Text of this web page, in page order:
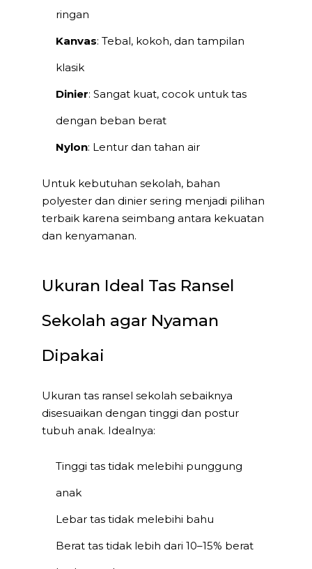
ringan
Kanvas: Tebal, kokoh, dan tampilan
klasik
Dinier: Sangat kuat, cocok untuk tas
dengan beban berat
Nylon: Lentur dan tahan air
Untuk kebutuhan sekolah, bahan
polyester dan dinier sering menjadi pilihan
terbaik karena seimbang antara kekuatan
dan kenyamanan.
Ukuran Ideal Tas Ransel
Sekolah agar Nyaman
Dipakai
Ukuran tas ransel sekolah sebaiknya
disesuaikan dengan tinggi dan postur
tubuh anak. Idealnya:
Tinggi tas tidak melebihi punggung
anak
Lebar tas tidak melebihi bahu
Berat tas tidak lebih dari 10–15% berat